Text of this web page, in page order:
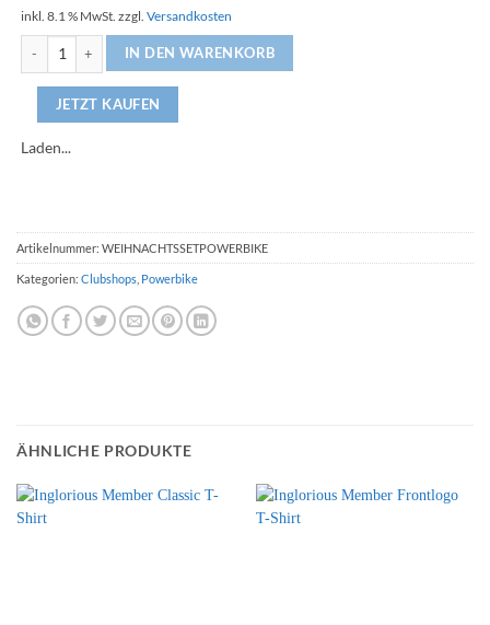
inkl. 8.1 % MwSt. zzgl. Versandkosten
Powerbike Weihnachts Set Menge
IN DEN WARENKORB
JETZT KAUFEN
Laden...
Artikelnummer: WEIHNACHTSSETPOWERBIKE
Kategorien: Clubshops Powerbike
ÄHNLICHE PRODUKTE